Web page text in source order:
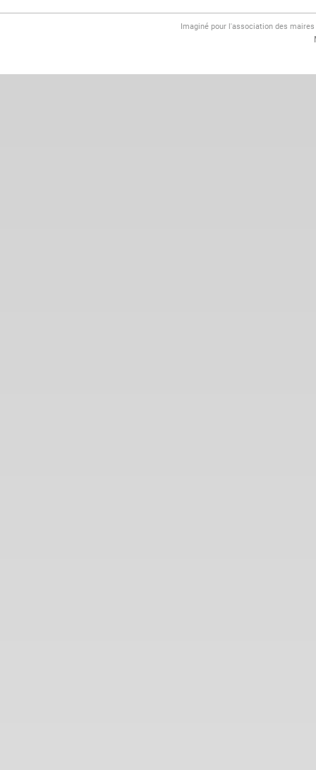
Imaginé pour l'association des